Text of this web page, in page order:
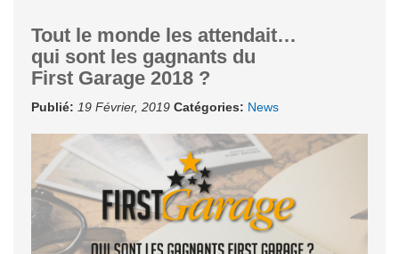
Tout le monde les attendait…
qui sont les gagnants du
First Garage 2018 ?
Publié: 19 Février, 2019 Catégories: News